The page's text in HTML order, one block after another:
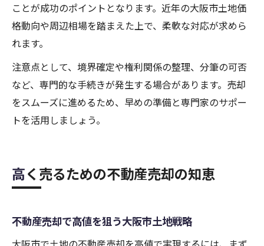
ことが成功のポイントとなります。近年の大阪市土地価
格動向や周辺相場を踏まえた上で、柔軟な対応が求めら
れます。
注意点として、境界確定や権利関係の整理、分筆の可否
など、専門的な手続きが発生する場合があります。売却
をスムーズに進めるため、早めの準備と専門家のサポー
トを活用しましょう。
高く売るための不動産売却の知恵
不動産売却で高値を狙う大阪市土地戦略